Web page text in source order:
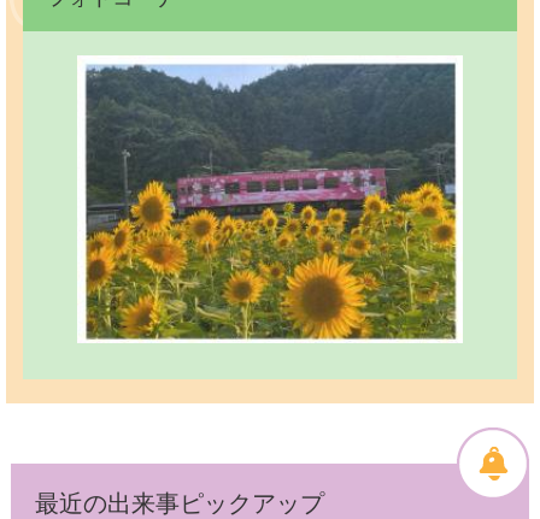
最近の出来事ピックアップ